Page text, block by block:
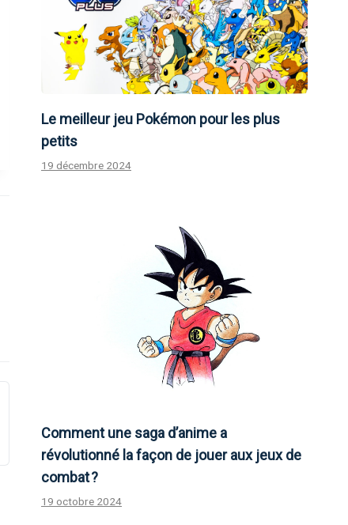
Le meilleur jeu Pokémon pour les plus
petits
19 décembre 2024
Comment une saga d’anime a
révolutionné la façon de jouer aux jeux de
combat ?
19 octobre 2024